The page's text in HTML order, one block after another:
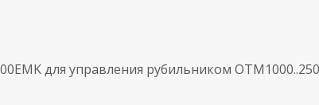
для управления рубильником